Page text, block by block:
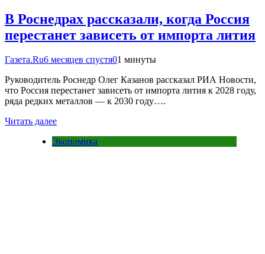
В Роснедрах рассказали, когда Россия
перестанет зависеть от импорта лития
Газета.Ru6 месяцев спустя01 минуты
Руководитель Роснедр Олег Казанов рассказал РИА Новости,
что Россия перестанет зависеть от импорта лития к 2028 году,
ряда редких металлов — к 2030 году….
Читать далее
Экономика